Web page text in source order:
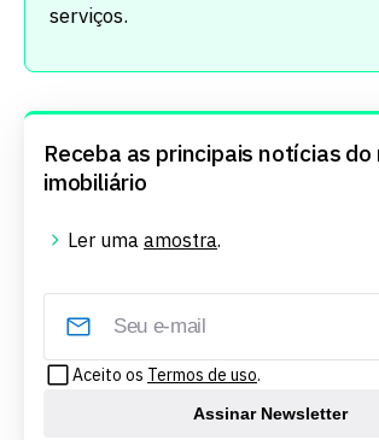
serviços.
Receba as principais notícias
imobiliário
Ler uma amostra.
Aceito os Termos de uso.
Assinar Newsletter